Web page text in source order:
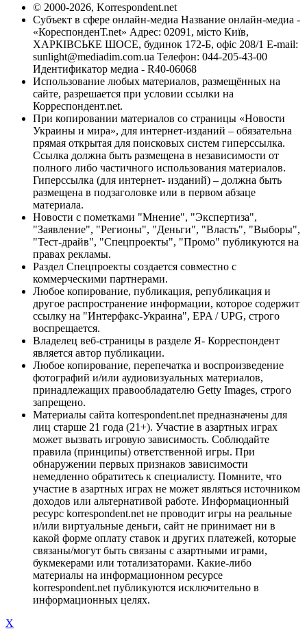
© 2000-2026, Korrespondent.net
Субъект в сфере онлайн-медиа Название онлайн-медиа -
«КореспонденТ.net» Адрес: 02091, місто Київ,
ХАРКІВСЬКЕ ШОСЕ, будинок 172-Б, офіс 208/1 E-mail:
sunlight@mediadim.com.ua Телефон: 044-205-43-00
Идентификатор медиа - R40-06068
Использование любых материалов, размещённых на
сайте, разрешается при условии ссылки на
Корреспондент.net.
При копировании материалов со страницы «Новости
Украины и мира», для интернет-изданий – обязательна
прямая открытая для поисковых систем гиперссылка.
Ссылка должна быть размещена в независимости от
полного либо частичного использования материалов.
Гиперссылка (для интернет- изданий) – должна быть
размещена в подзаголовке или в первом абзаце
материала.
Новости с пометками "Мнение", "Экспертиза",
"Заявление", "Регионы", "Деньги", "Власть", "Выборы",
"Тест-драйв", "Спецпроекты", "Промо" публикуются на
правах рекламы.
Раздел Спецпроекты создается совместно с
коммерческими партнерами.
Любое копирование, публикация, републикация и
другое распространение информации, которое содержит
ссылку на "Интерфакс-Украина", EPA / UPG, строго
воспрещается.
Владелец веб-страницы в разделе Я- Корреспондент
является автор публикации.
Любое копирование, перепечатка и воспроизведение
фотографий и/или аудиовизуальных материалов,
принадлежащих правообладателю Getty Images, строго
запрещено.
Материалы сайта korrespondent.net предназначены для
лиц старше 21 года (21+). Участие в азартных играх
может вызвать игровую зависимость. Соблюдайте
правила (принципы) ответственной игры. При
обнаружении первых признаков зависимости
немедленно обратитесь к специалисту. Помните, что
участие в азартных играх не может являться источником
доходов или альтернативой работе. Информационный
ресурс korrespondent.net не проводит игры на реальные
и/или виртуальные деньги, сайт не принимает ни в
какой форме оплату ставок и других платежей, которые
связаны/могут быть связаны с азартными играми,
букмекерами или тотализаторами. Какие-либо
материалы на информационном ресурсе
korrespondent.net публикуются исключительно в
информационных целях.
X